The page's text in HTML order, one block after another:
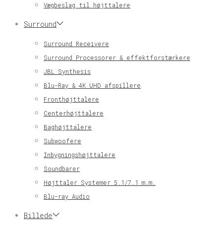
Vægbeslag til højttalere
Surround
Surround Receivere
Surround Processorer & effektforstærkere
JBL Synthesis
Blu-Ray & 4K UHD afspillere
Fronthøjttalere
Centerhøjttalere
Baghøjttalere
Subwoofere
Inbygningshøjttalere
Soundbarer
Højttaler Systemer 5.1/7.1 m.m.
Blu-ray Audio
Billede